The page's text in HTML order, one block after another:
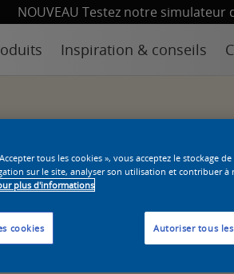
NOUVEAU Testez notre simulateur
Inspiration & conseils
tous les cookies », vous acceptez le stockage
sur le site, analyser son utilisation et contribuer à
plus d'informations
cookies Autoriser tous